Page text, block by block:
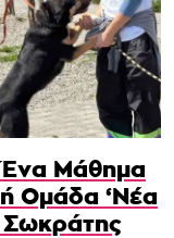
Μάθημα
Ομάδα ‘Νέα
Σωκράτης